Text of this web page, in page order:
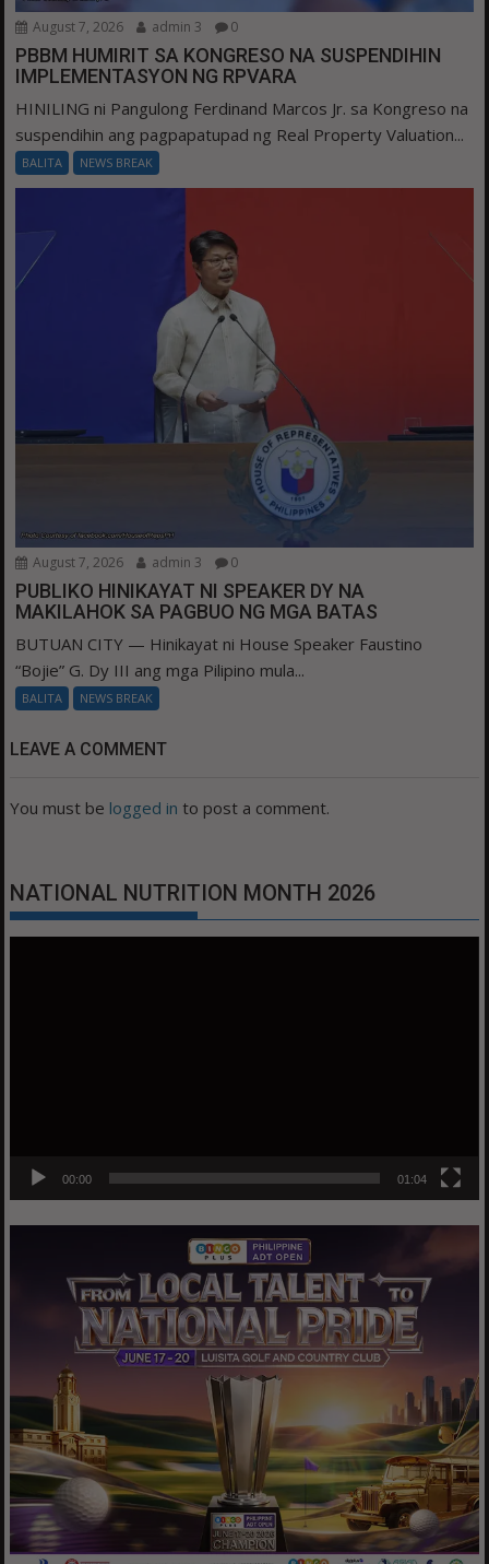
August 7, 2026 admin 3 0
PBBM HUMIRIT SA KONGRESO NA SUSPENDIHIN
IMPLEMENTASYON NG RPVARA
HINILING ni Pangulong Ferdinand Marcos Jr. sa Kongreso na
suspendihin ang pagpapatupad ng Real Property Valuation...
BALITA NEWS BREAK
August 7, 2026 admin 3 0
PUBLIKO HINIKAYAT NI SPEAKER DY NA
MAKILAHOK SA PAGBUO NG MGA BATAS
BUTUAN CITY — Hinikayat ni House Speaker Faustino
“Bojie” G. Dy III ang mga Pilipino mula...
BALITA NEWS BREAK
LEAVE A COMMENT
You must be logged in to post a comment.
NATIONAL NUTRITION MONTH 2026
00:00 01:04